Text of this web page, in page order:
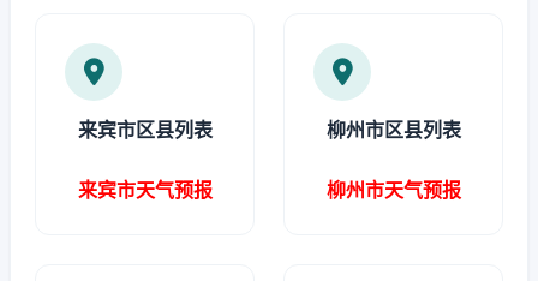
来宾市区县列表
来宾市天气预报
柳州市区县列表
柳州市天气预报